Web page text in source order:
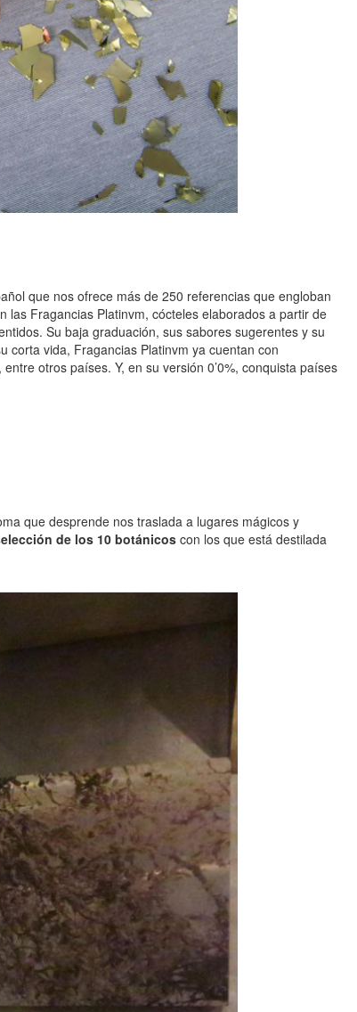
que nos ofrece más de 250 referencias que engloban
las Fragancias Platinvm, cócteles elaborados a partir de
Su baja graduación, sus sabores sugerentes y su
corta vida, Fragancias Platinvm ya cuentan con
otros países. Y, en su versión 0’0%, conquista países
que desprende nos traslada a lugares mágicos y
de los 10 botánicoscon los que está destilada